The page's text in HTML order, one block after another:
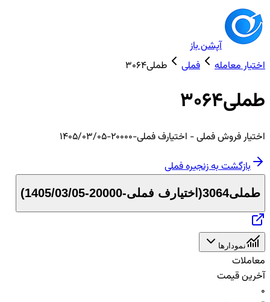
آپشن باز
اختیار معامله
فملی طملی3064
طملی3064
اختیارفروشفملی- اختیارف فملی-20000-1405/03/05
بازگشت به زنجیرهفملی
طملی3064 ( اختیارف فملی-20000-1405/03/05 )
نمودارها
معاملات
آخرین قیمت
0